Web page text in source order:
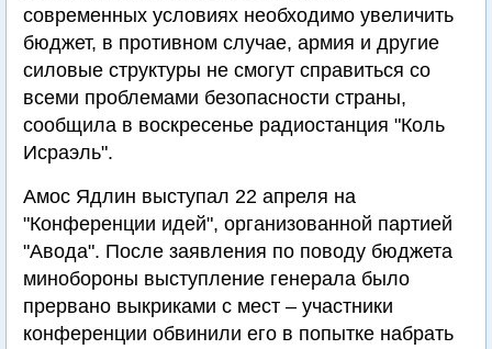
современных условиях необходимо увеличить
бюджет, в противном случае, армия и другие
силовые структуры не смогут справиться со
всеми проблемами безопасности страны,
сообщила в воскресенье радиостанция "Коль
Исраэль".
Амос Ядлин выступал 22 апреля на
"Конференции идей", организованной партией
"Авода". После заявления по поводу бюджета
минобороны выступление генерала было
прервано выкриками с мест – участники
конференции обвинили его в попытке набрать